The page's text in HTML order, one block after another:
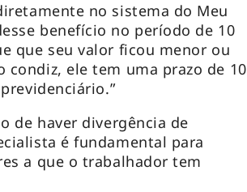
no sistema do Meu
benefício no período de 10
que seu valor ficou menor ou
ele tem uma prazo de 10
de haver divergência de
é fundamental para
a que o trabalhador tem